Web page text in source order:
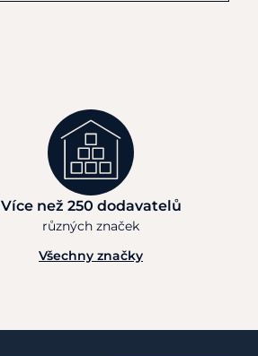
Více než 250 dodavatelů
různých značek
Všechny značky